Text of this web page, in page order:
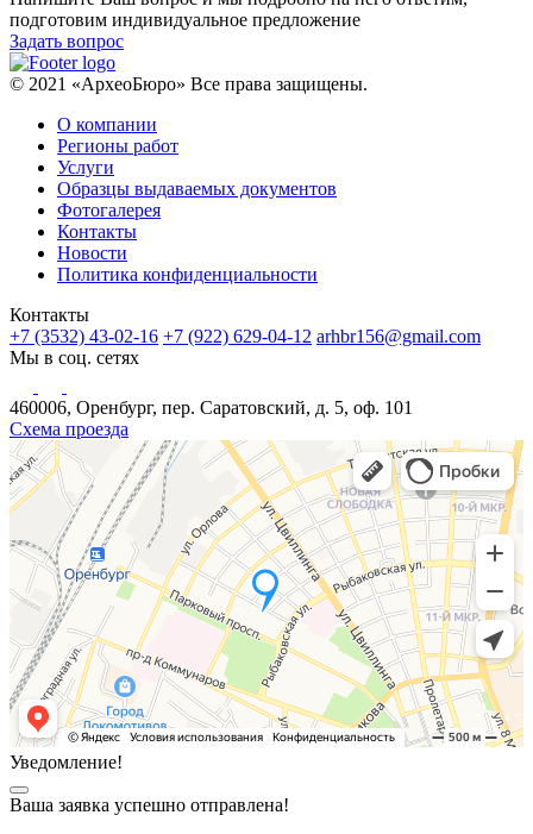
подготовим индивидуальное предложение
Задать вопрос
© 2021 «АрхеоБюро» Все права защищены.
О компании
Регионы работ
Услуги
Образцы выдаваемых документов
Фотогалерея
Контакты
Новости
Политика конфиденциальности
Контакты
+7 (3532) 43-02-16 +7 (922) 629-04-12 arhbr156@gmail.com
Мы в соц. сетях
460006, Оренбург, пер. Саратовский, д. 5, оф. 101
Схема проезда
Уведомление!
Ваша заявка успешно отправлена!